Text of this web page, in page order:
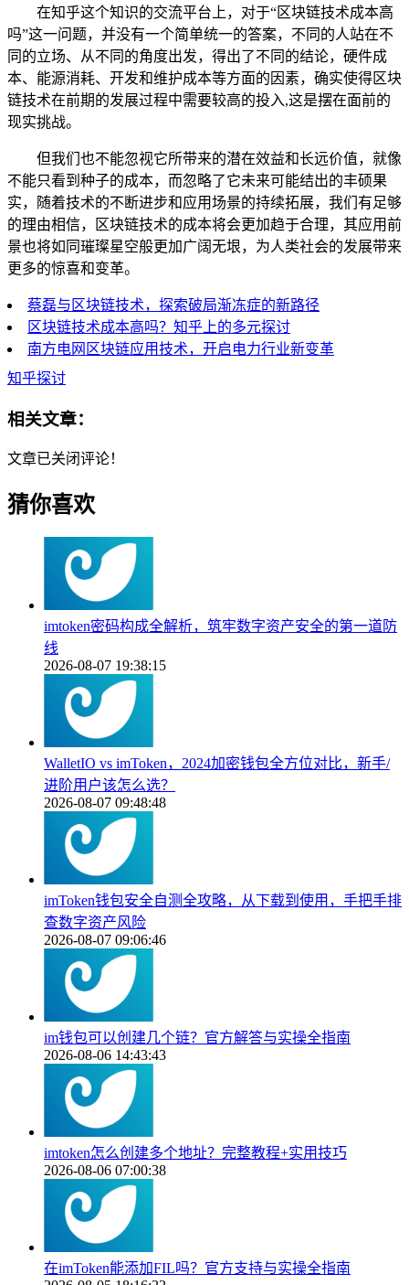
在知乎这个知识的交流平台上，对于“区块链技术成本高
吗”这一问题，并没有一个简单统一的答案，不同的人站在不
同的立场、从不同的角度出发，得出了不同的结论，硬件成
本、能源消耗、开发和维护成本等方面的因素，确实使得区块
链技术在前期的发展过程中需要较高的投入,这是摆在面前的
现实挑战。
但我们也不能忽视它所带来的潜在效益和长远价值，就像
不能只看到种子的成本，而忽略了它未来可能结出的丰硕果
实，随着技术的不断进步和应用场景的持续拓展，我们有足够
的理由相信，区块链技术的成本将会更加趋于合理，其应用前
景也将如同璀璨星空般更加广阔无垠，为人类社会的发展带来
更多的惊喜和变革。
蔡磊与区块链技术，探索破局渐冻症的新路径
区块链技术成本高吗？知乎上的多元探讨
南方电网区块链应用技术，开启电力行业新变革
知乎探讨
相关文章：
文章已关闭评论！
猜你喜欢
imtoken密码构成全解析，筑牢数字资产安全的第一道防
线
2026-08-07 19:38:15
WalletIO vs imToken，2024加密钱包全方位对比，新手/
进阶用户该怎么选？
2026-08-07 09:48:48
imToken钱包安全自测全攻略，从下载到使用，手把手排
查数字资产风险
2026-08-07 09:06:46
im钱包可以创建几个链？官方解答与实操全指南
2026-08-06 14:43:43
imtoken怎么创建多个地址？完整教程+实用技巧
2026-08-06 07:00:38
在imToken能添加FIL吗？官方支持与实操全指南